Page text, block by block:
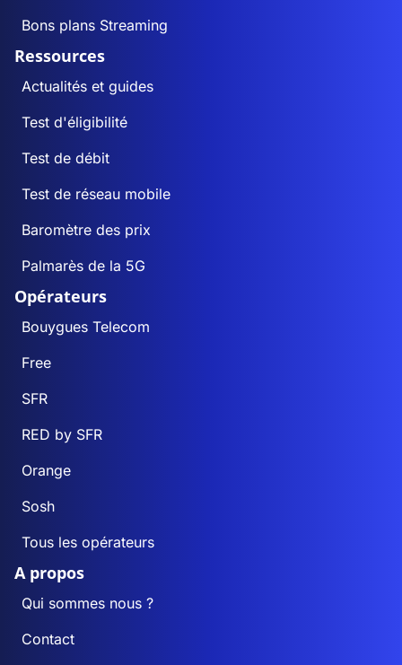
Bons plans Streaming
Ressources
Actualités et guides
Test d'éligibilité
Test de débit
Test de réseau mobile
Baromètre des prix
Palmarès de la 5G
Opérateurs
Bouygues Telecom
Free
SFR
RED by SFR
Orange
Sosh
Tous les opérateurs
A propos
Qui sommes nous ?
Contact